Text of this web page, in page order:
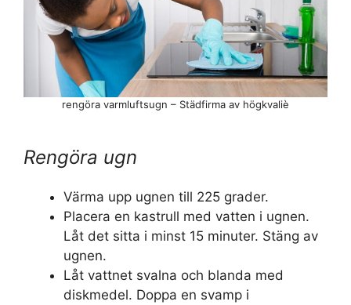
Rengöra ugn
Värma upp ugnen till 225 grader.
Placera en kastrull med vatten i ugnen.
Låt det sitta i minst 15 minuter. Stäng av
ugnen.
Låt vattnet svalna och blanda med
diskmedel. Doppa en svamp i
rengöra varmluftsugn – Städfirma av högkvaliè